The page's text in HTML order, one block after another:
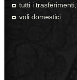
tutti i
voli domestici